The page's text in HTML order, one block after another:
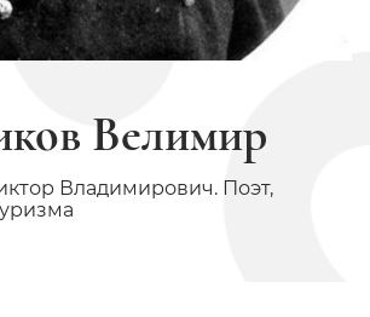
Велимир
Владимирович. Поэт,